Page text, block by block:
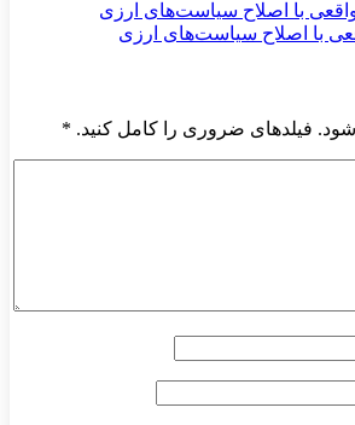
با اصلاح سیاست‌های ارزی
فیلدهای ضروری را کامل کنید. *